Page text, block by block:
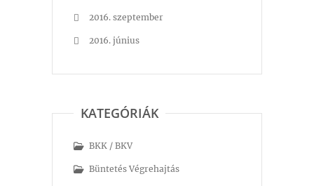
2016. szeptember
2016. június
KATEGÓRIÁK
BKK / BKV
Büntetés Végrehajtás